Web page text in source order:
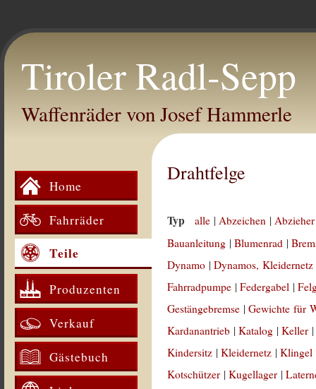
Tiroler Radl-Sepp
Waffenräder von Josef Hammerle
Home
Fahrräder
Teile
Produzenten
Verkauf
Gästebuch
Drahtfelge
Typ alle |Abzeichen |
Bauanleitung |Blumenrad |
Dynamo |Dynamos, Kleidernetz
Fahrradpumpe |Federgabel |
Gestängebremse |Gewichte für
Kardanantrieb |Katalog |Keller
Kindersitz |Kleidernetz |Klingel
Kotschützer |Kugellager |